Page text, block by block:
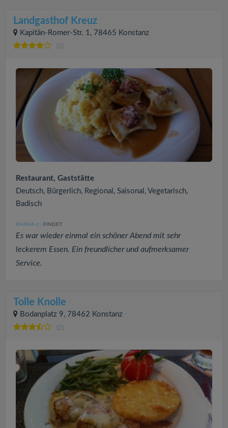
Landgasthof Kreuz
Kapitän-Romer-Str. 1, 78465 Konstanz
(2)
Restaurant, Gaststätte
Deutsch, Bürgerlich, Regional, Saisonal, Vegetarisch,
Badisch
KHANA (1 ) FINDET:
Es war wieder einmal ein schöner Abend mit sehr
leckerem Essen. Ein freundlicher und aufmerksamer
Service.
Tolle Knolle
Bodanplatz 9, 78462 Konstanz
(2)